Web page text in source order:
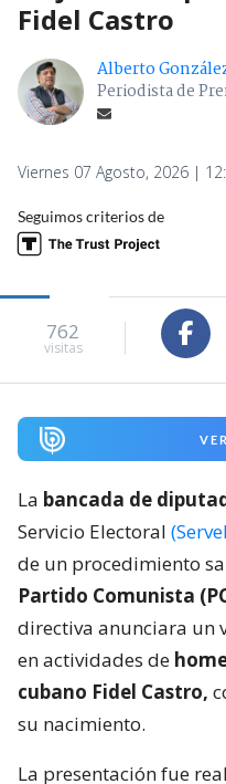
Fidel Castro
Alberto
Periodista de
Viernes 07 Agosto, 2026 |
Seguimos criterios de
762
visitas
La bancada de
Servicio Electoral
de un procedimiento
Partido Comunista
directiva anunciara un
en actividades de
cubano Fidel Castro,
su nacimiento.
La presentación fue